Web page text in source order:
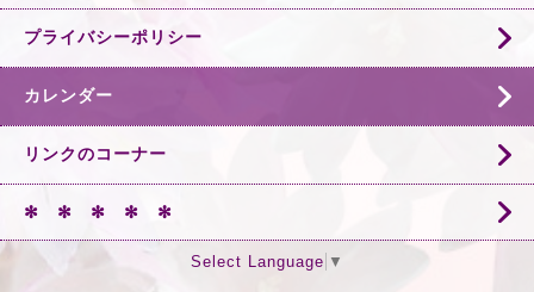
プライバシーポリシー
カレンダー
リンクのコーナー
✻ ✻ ✻ ✻ ✻
Select Language ▼